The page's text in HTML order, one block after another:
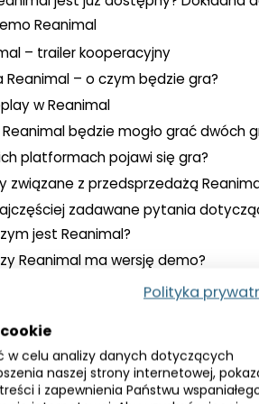
Polityka
w celu analizy danych dotyczących
naszej strony internetowej,
i zapewnienia Państwu
Reanimal
– trailer kooperacyjny
Reanimal – o czym będzie gra?
w Reanimal
będzie mogło grać dwóch
platformach pojawi się gra?
związane z przedsprzedażą
zadawane pytania
jest Reanimal?
Reanimal ma wersję demo?
w Reanimal będzie mogło grać
Little Nightmares III tworzy
Reanimal będzie miał funkcję gry
długo trwa demo Reanimal?
gra Reanimal jest podobna do